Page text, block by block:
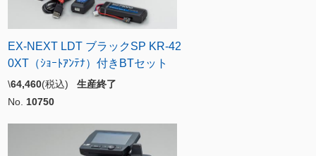
EX-NEXT LDT ブラックSP KR-42
0XT（ｼｮｰﾄｱﾝﾃﾅ）付きBTセット
\64,460(税込) 生産終了
No. 10750